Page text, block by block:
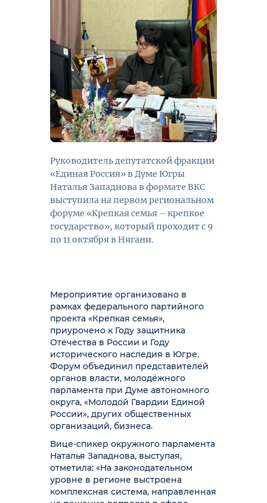
Руководитель депутатской фракции
«Единая Россия» в Думе Югры
Наталья Западнова в формате ВКС
выступила на первом региональном
форуме «Крепкая семья – крепкое
государство», который проходит с 9
по 11 октября в Нягани.
Мероприятие организовано в
рамках федерального партийного
проекта «Крепкая семья»,
приурочено к Году защитника
Отечества в России и Году
исторического наследия в Югре.
Форум объединил представителей
органов власти, молодёжного
парламента при Думе автономного
округа, «Молодой Гвардии Единой
России», других общественных
организаций, бизнеса.
Вице-спикер окружного парламента
Наталья Западнова, выступая,
отметила: «На законодательном
уровне в регионе выстроена
комплексная система, направленная